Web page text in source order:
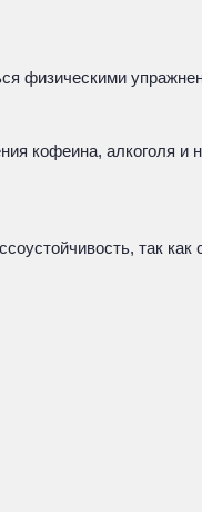
физическими
кофеина, алкоголя
так